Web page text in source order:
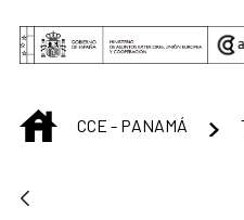
Saltar al contenido principal
INICIOCCE - PANAMÁ